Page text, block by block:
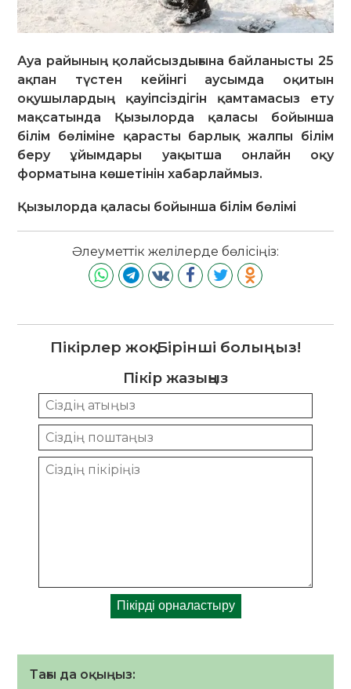
Ауа райының қолайсыздығына байланысты 25
ақпан түстен кейінгі аусымда оқитын
оқушылардың қауіпсіздігін қамтамасыз ету
мақсатында Қызылорда қаласы бойынша
білім бөліміне қарасты барлық жалпы білім
беру ұйымдары уақытша онлайн оқу
форматына көшетінін хабарлаймыз.
Қызылорда қаласы бойынша білім бөлімі
Әлеуметтік желілерде бөлісіңіз:
Пікірлер жоқ. Бірінші болыңыз!
Пікір жазыңыз
Тағы да оқыңыз: